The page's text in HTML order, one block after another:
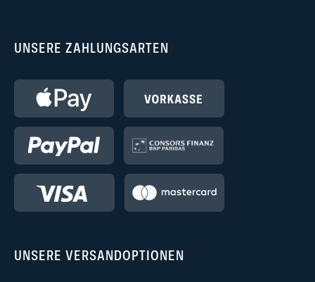
UNSERE ZAHLUNGSARTEN
UNSERE VERSANDOPTIONEN